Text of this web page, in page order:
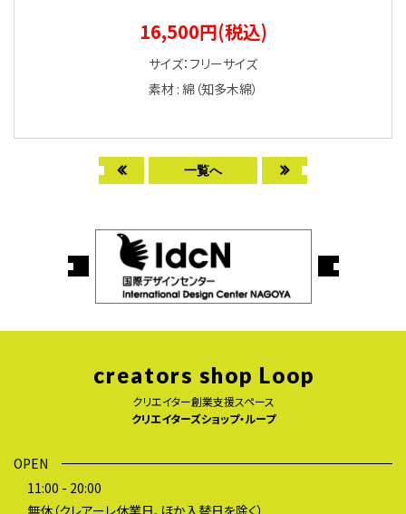
16,500円(税込)
サイズ：フリーサイズ
素材 : 綿（知多木綿）
一覧へ
creators shop Loop
クリエイター創業支援スペース
クリエイターズショップ・ループ
OPEN
11:00 - 20:00
無休（クレアーレ休業日、ほか入替日を除く）